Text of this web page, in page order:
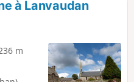
sa
à Lanvaudan
m